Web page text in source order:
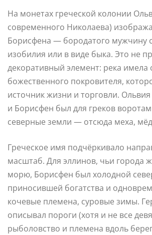
На монетах греческой колонии
современного Николаева)
Борисфена — бородатого мужчину
изобилия или в виде быка. Это не
декоративный элемент: река имела
божественного покровителя,
источник жизни и торговли. Ольвия
и Борисфен был для греков
северные земли — отсюда меха,
Греческое имя подчёркивало
масштаб. Для эллинов, чьи города
морю, Борисфен был холодной
приносившей богатства и
кочевые племена, суровые зимы.
описывал пороги (хотя и не все
рыболовство и племена вдоль